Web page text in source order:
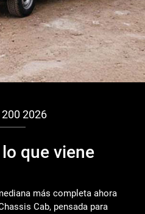
2026
que viene
más completa ahora
Cab, pensada para